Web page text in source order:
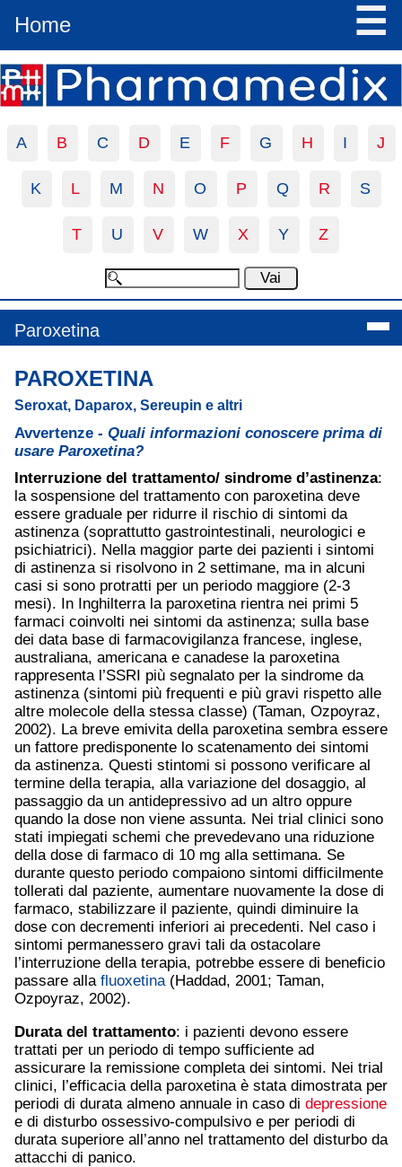
Home ☰
A B C D E F G H I J
K L M N O P Q R S
T U V W X Y Z
Paroxetina
PAROXETINA
Seroxat, Daparox, Sereupin e altri
Avvertenze - Quali informazioni conoscere prima di
usare Paroxetina?
Interruzione del trattamento/ sindrome d’astinenza:
la sospensione del trattamento con paroxetina deve
essere graduale per ridurre il rischio di sintomi da
astinenza (soprattutto gastrointestinali, neurologici e
psichiatrici). Nella maggior parte dei pazienti i sintomi
di astinenza si risolvono in 2 settimane, ma in alcuni
casi si sono protratti per un periodo maggiore (2-3
mesi). In Inghilterra la paroxetina rientra nei primi 5
farmaci coinvolti nei sintomi da astinenza; sulla base
dei data base di farmacovigilanza francese, inglese,
australiana, americana e canadese la paroxetina
rappresenta l’SSRI più segnalato per la sindrome da
astinenza (sintomi più frequenti e più gravi rispetto alle
altre molecole della stessa classe) (Taman, Ozpoyraz,
2002). La breve emivita della paroxetina sembra essere
un fattore predisponente lo scatenamento dei sintomi
da astinenza. Questi stintomi si possono verificare al
termine della terapia, alla variazione del dosaggio, al
passaggio da un antidepressivo ad un altro oppure
quando la dose non viene assunta. Nei trial clinici sono
stati impiegati schemi che prevedevano una riduzione
della dose di farmaco di 10 mg alla settimana. Se
durante questo periodo compaiono sintomi difficilmente
tollerati dal paziente, aumentare nuovamente la dose di
farmaco, stabilizzare il paziente, quindi diminuire la
dose con decrementi inferiori ai precedenti. Nel caso i
sintomi permanessero gravi tali da ostacolare
l’interruzione della terapia, potrebbe essere di beneficio
passare alla fluoxetina(Haddad, 2001; Taman,
Ozpoyraz, 2002).
Durata del trattamento: i pazienti devono essere
trattati per un periodo di tempo sufficiente ad
assicurare la remissione completa dei sintomi. Nei trial
clinici, l’efficacia della paroxetina è stata dimostrata per
periodi di durata almeno annuale in caso di depressione
e di disturbo ossessivo-compulsivo e per periodi di
durata superiore all’anno nel trattamento del disturbo da
attacchi di panico.